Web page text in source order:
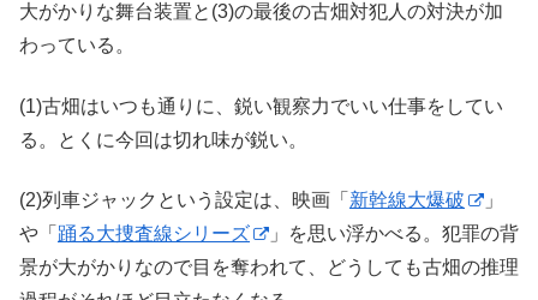
大がかりな舞台装置と(3)の最後の古畑対犯人の対決が加
わっている。
(1)古畑はいつも通りに、鋭い観察力でいい仕事をしてい
る。とくに今回は切れ味が鋭い。
(2)列車ジャックという設定は、映画「 新幹線大爆破
」
や「 踊る大捜査線シリーズ
」を思い浮かべる。犯罪の背
景が大がかりなので目を奪われて、どうしても古畑の推理